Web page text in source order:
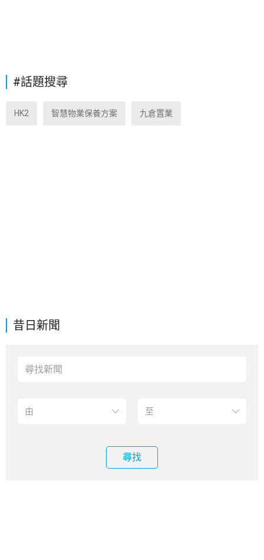
昔日新聞
尋找
#話題搜尋
HK2 智慧物業保養方案 九倉置業